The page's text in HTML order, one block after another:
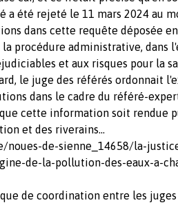
a été rejeté le 11 mars 2024 au
dans cette requête déposée
procédure administrative, dans
et aux risques pour la
le juge des référés ordonnait
dans le cadre du référé-
cette information soit rendue
et des riverains...
noues-de-sienne_14658/la-
de-la-pollution-des-eaux-a-
de coordination entre les